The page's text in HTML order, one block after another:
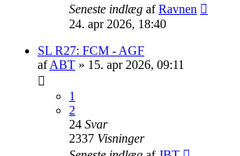
Seneste indlæg afRavnen
24. apr 2026, 18:40
SL R27: FCM - AGF
afABT » 15. apr 2026, 09:11
1
2
24 Svar
2337 Visninger